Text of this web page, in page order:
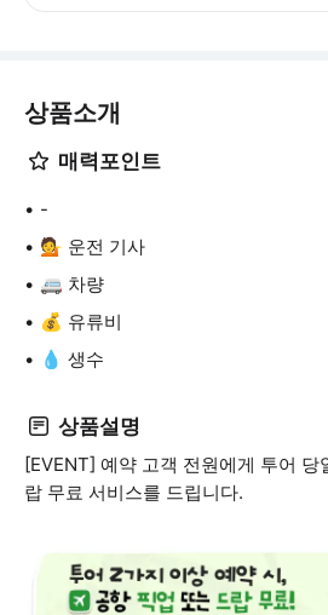
상품소개
매력포인트
-
💁 운전 기사
🚐 차량
💰 유류비
💧 생수
상품설명
[EVENT] 예약 고객 전원에게 투어 당
랍 무료 서비스를 드립니다.